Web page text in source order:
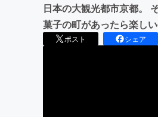
日本の大観光都市京都。
菓子の町があったら楽しい
ポスト シェア